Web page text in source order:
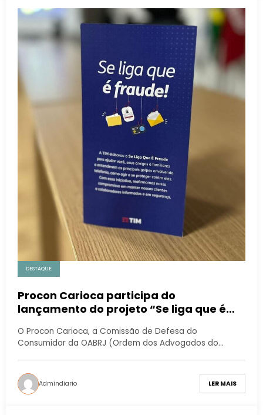
DESTAQUE
Procon Carioca participa do
lançamento do projeto “Se liga que é
O Procon Carioca, a Comissão de Defesa do
Consumidor da OABRJ (Ordem dos Advogados do…
Admindiario LER MAIS